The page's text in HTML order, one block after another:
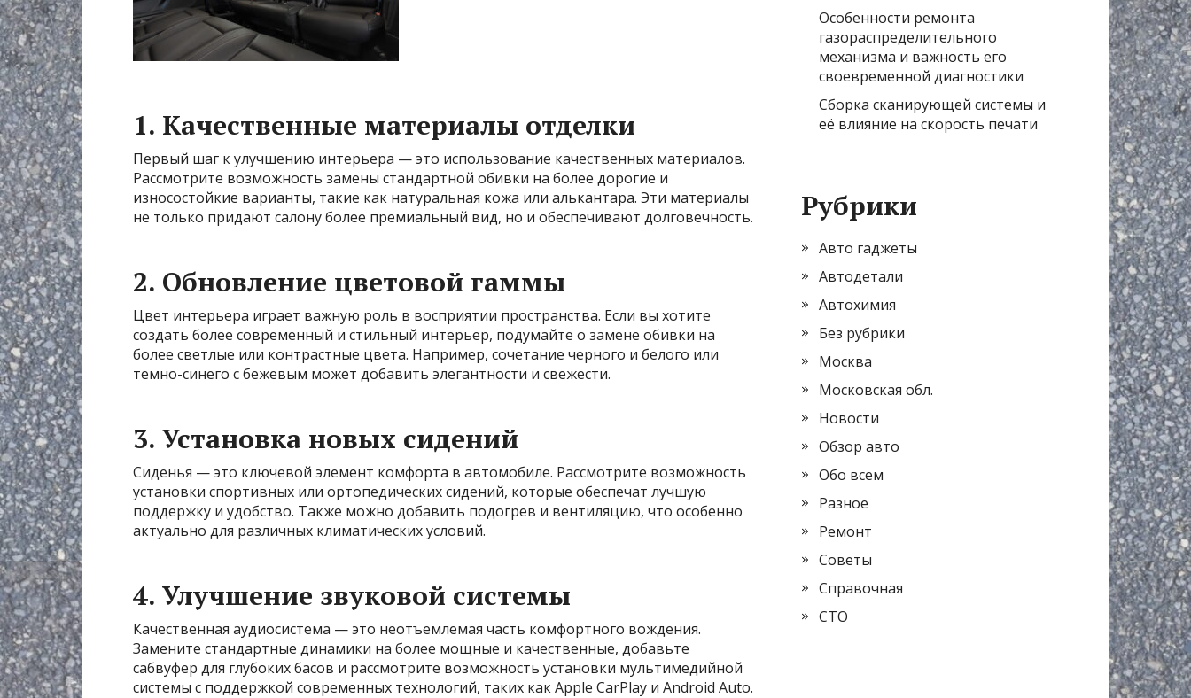
1. Качественные материалы отделки
Первый шаг к улучшению интерьера — это использование качественных материалов.
Рассмотрите возможность замены стандартной обивки на более дорогие и
износостойкие варианты, такие как натуральная кожа или алькантара. Эти материалы
не только придают салону более премиальный вид, но и обеспечивают долговечность.
2. Обновление цветовой гаммы
Цвет интерьера играет важную роль в восприятии пространства. Если вы хотите
создать более современный и стильный интерьер, подумайте о замене обивки на
более светлые или контрастные цвета. Например, сочетание черного и белого или
темно-синего с бежевым может добавить элегантности и свежести.
3. Установка новых сидений
Сиденья — это ключевой элемент комфорта в автомобиле. Рассмотрите возможность
установки спортивных или ортопедических сидений, которые обеспечат лучшую
поддержку и удобство. Также можно добавить подогрев и вентиляцию, что особенно
актуально для различных климатических условий.
4. Улучшение звуковой системы
Качественная аудиосистема — это неотъемлемая часть комфортного вождения.
Замените стандартные динамики на более мощные и качественные, добавьте
сабвуфер для глубоких басов и рассмотрите возможность установки мультимедийной
системы с поддержкой современных технологий, таких как Apple CarPlay и Android Auto.
Особенности ремонта
газораспределительного
механизма и важность его
своевременной диагностики
Сборка сканирующей системы и
её влияние на скорость печати
Рубрики
Авто гаджеты
Автодетали
Автохимия
Без рубрики
Москва
Московская обл.
Новости
Обзор авто
Обо всем
Разное
Ремонт
Советы
Справочная
СТО